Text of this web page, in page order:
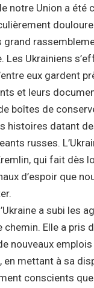
notre Union a
Les Ukrainiens
eux gardent
et leurs
boîtes de
histoires datant
russes.
qui fait dès
d’espoir que
a subi les
chemin. Elle a
nouveaux
en mettant à sa
conscients